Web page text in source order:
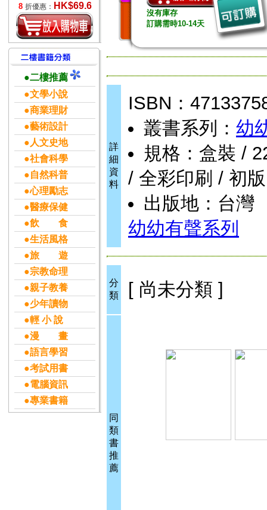
8 折優惠： HK$69.6
●二樓推薦
●文學小說
●商業理財
●藝術設計
●人文史地
●社會科學
●自然科普
●心理勵志
●醫療保健
●飲 食
●生活風格
●旅 遊
●宗教命理
●親子教養
●少年讀物
●輕 小 說
●漫 畫
●語言學習
●考試用書
●電腦資訊
●專業書籍
沒有庫存
訂購需時10-14天
詳
細
資
料
ISBN：
叢書系列： 幼
規格：盒裝 /
/ 全彩印刷 / 初版
出版地：台灣
幼幼有聲系列
分
類
[ 尚未分類 ]
同
類
書
推
薦